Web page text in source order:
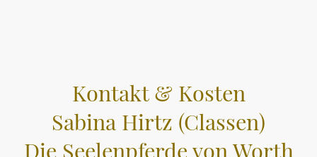
Kontakt & Kosten
Sabina Hirtz (Classen)
Die Seelenpferde von Worth